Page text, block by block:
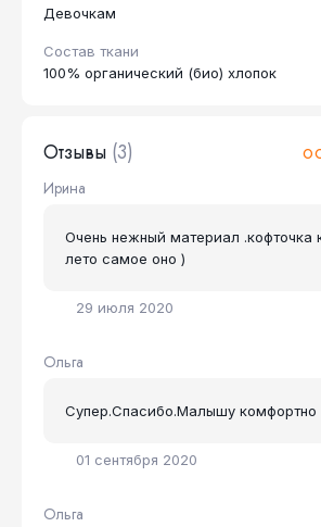
Девочкам
Состав ткани
100% органический (био) хлопок
Отзывы (3)
Ирина
29 июля 2020
Очень нежный материал .кофточка
лето самое оно )
Ольга
01 сентября 2020
Супер.Спасибо.Малышу комфортно
Ольга